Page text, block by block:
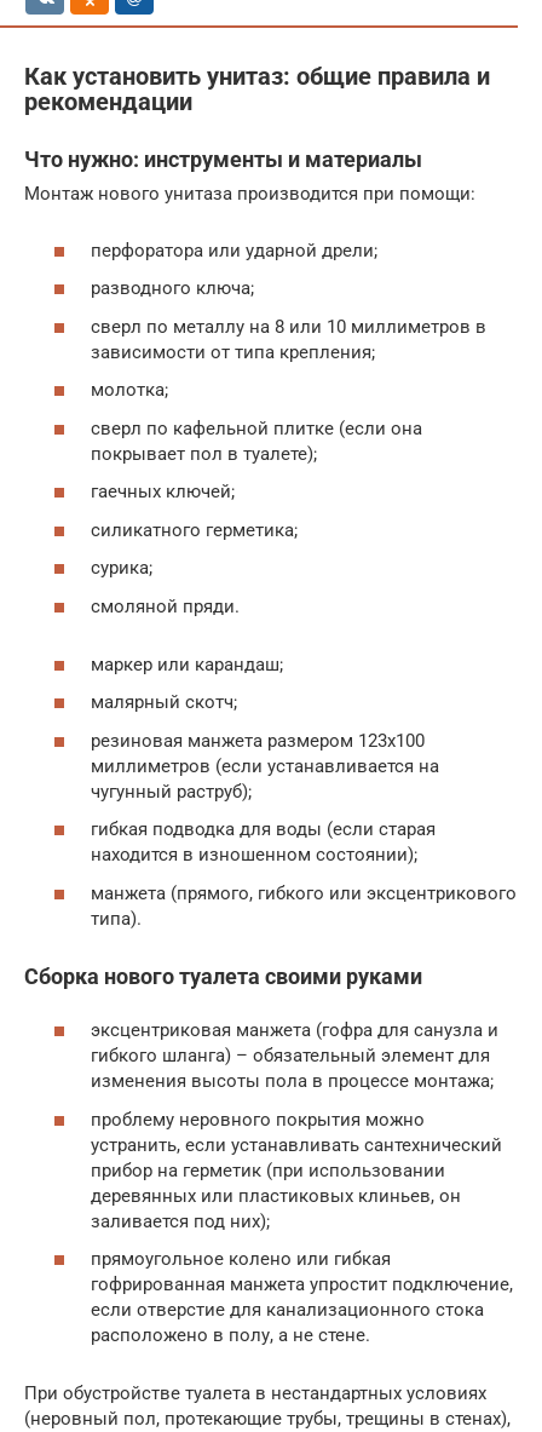
Как установить унитаз: общие правила и
рекомендации
Что нужно: инструменты и материалы
Монтаж нового унитаза производится при помощи:
перфоратора или ударной дрели;
разводного ключа;
сверл по металлу на 8 или 10 миллиметров в
зависимости от типа крепления;
молотка;
сверл по кафельной плитке (если она
покрывает пол в туалете);
гаечных ключей;
силикатного герметика;
сурика;
смоляной пряди.
маркер или карандаш;
малярный скотч;
резиновая манжета размером 123х100
миллиметров (если устанавливается на
чугунный раструб);
гибкая подводка для воды (если старая
находится в изношенном состоянии);
манжета (прямого, гибкого или эксцентрикового
типа).
Сборка нового туалета своими руками
эксцентриковая манжета (гофра для санузла и
гибкого шланга) – обязательный элемент для
изменения высоты пола в процессе монтажа;
проблему неровного покрытия можно
устранить, если устанавливать сантехнический
прибор на герметик (при использовании
деревянных или пластиковых клиньев, он
заливается под них);
прямоугольное колено или гибкая
гофрированная манжета упростит подключение,
если отверстие для канализационного стока
расположено в полу, а не стене.
При обустройстве туалета в нестандартных условиях
(неровный пол, протекающие трубы, трещины в стенах),